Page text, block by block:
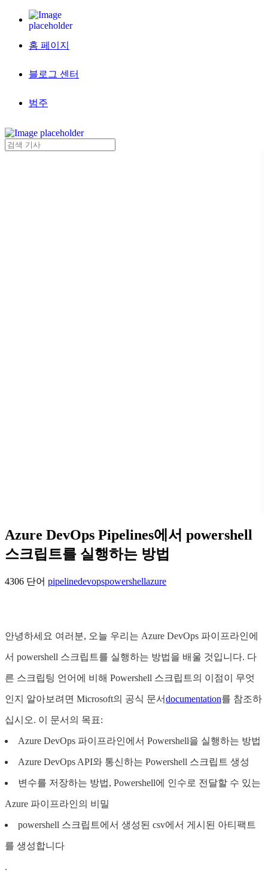
홈 페이지
블로그 센터
범주
Azure DevOps Pipelines에서 powershell
스크립트를 실행하는 방법
4306 단어 pipelinedevopspowershellazure
안녕하세요 여러분, 오늘 우리는 Azure DevOps 파이프라인에
서 powershell 스크립트를 실행하는 방법을 배울 것입니다. 다
른 스크립팅 언어에 비해 Powershell 스크립트의 이점이 무엇
인지 알아보려면 Microsoft의 공식 문서documentation를 참조하
십시오. 이 문서의 목표:
Azure DevOps 파이프라인에서 Powershell을 실행하는 방법
Azure DevOps API와 통신하는 Powershell 스크립트 생성
변수를 저장하는 방법, Powershell에 인수로 전달할 수 있는
Azure 파이프라인의 비밀
powershell 스크립트에서 생성된 csv에서 게시된 아티팩트
를 생성합니다
.